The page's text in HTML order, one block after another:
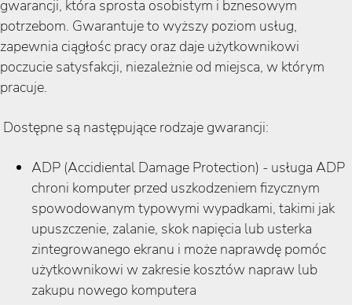
gwarancji, która sprosta osobistym i bznesowym
potrzebom. Gwarantuje to wyższy poziom usług,
zapewnia ciągłośc pracy oraz daje użytkownikowi
poczucie satysfakcji, niezależnie od miejsca, w którym
pracuje.
Dostępne są następujące rodzaje gwarancji:
ADP (Accidiental Damage Protection) - usługa ADP
chroni komputer przed uszkodzeniem fizycznym
spowodowanym typowymi wypadkami, takimi jak
upuszczenie, zalanie, skok napięcia lub usterka
zintegrowanego ekranu i może naprawdę pomóc
użytkownikowi w zakresie kosztów napraw lub
zakupu nowego komputera